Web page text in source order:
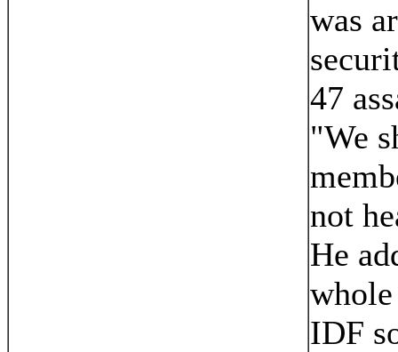
was
47
"We
not
He
IDF